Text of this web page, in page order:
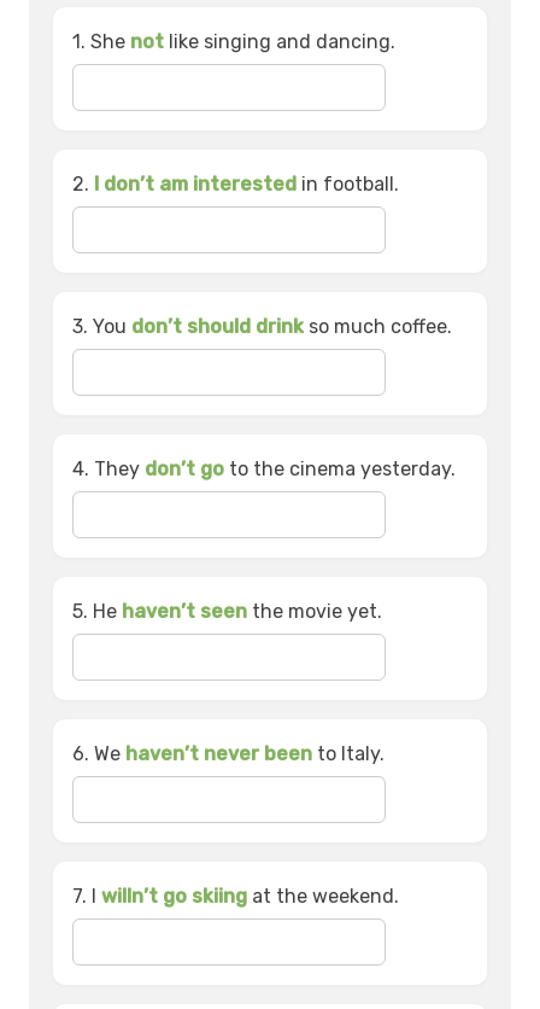
1. She not like singing and dancing.
2. I don’t am interested in football.
3. You don’t should drinkso much coffee.
4. They don’t go to the cinema yesterday.
5. He haven’t seen the movie yet.
6. We haven’t never been to Italy.
7. I willn’t go skiing at the weekend.